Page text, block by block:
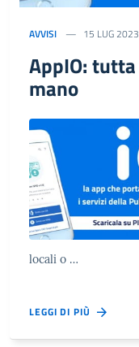
AVVISI 15 LUG 2023
AppIO:
mano
locali o …
LEGGI DI PIÙ